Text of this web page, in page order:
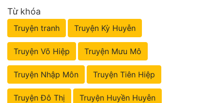
Từ khóa
Truyện tranh Truyện Kỳ Huyễn
Truyện Võ Hiệp Truyện Mưu Mô
Truyện Nhập Môn Truyện Tiên Hiệp
Truyện Đô Thị Truyện Huyền Huyễn